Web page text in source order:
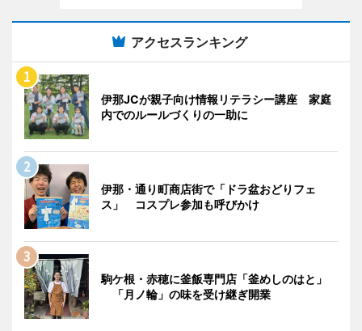
アクセスランキング
伊那JCが親子向け情報リテラシー講座 家庭
内でのルールづくりの一助に
伊那・通り町商店街で「ドラ盆おどりフェ
ス」 コスプレ参加も呼びかけ
駒ケ根・赤穂に釜飯専門店「釜めしのはと」
「月ノ輪」の味を受け継ぎ開業